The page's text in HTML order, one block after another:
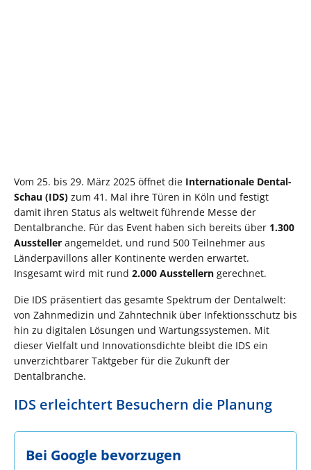
Vom 25. bis 29. März 2025 öffnet die Internationale Dental-
Schau (IDS) zum 41. Mal ihre Türen in Köln und festigt
damit ihren Status als weltweit führende Messe der
Dentalbranche. Für das Event haben sich bereits über 1.300
Aussteller angemeldet, und rund 500 Teilnehmer aus
Länderpavillons aller Kontinente werden erwartet.
Insgesamt wird mit rund 2.000 Ausstellern gerechnet.
Die IDS präsentiert das gesamte Spektrum der Dentalwelt:
von Zahnmedizin und Zahntechnik über Infektionsschutz bis
hin zu digitalen Lösungen und Wartungssystemen. Mit
dieser Vielfalt und Innovationsdichte bleibt die IDS ein
unverzichtbarer Taktgeber für die Zukunft der
Dentalbranche.
IDS erleichtert Besuchern die Planung
Bei Google bevorzugen